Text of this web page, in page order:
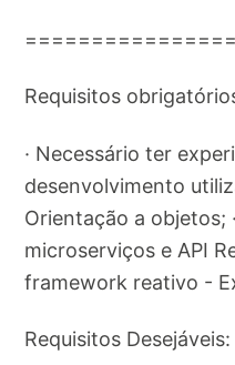
Requisitos
· Necessário ter
desenvolvimento
Orientação a objetos;
microserviços e API
framework reativo -
Requisitos Desejáveis: